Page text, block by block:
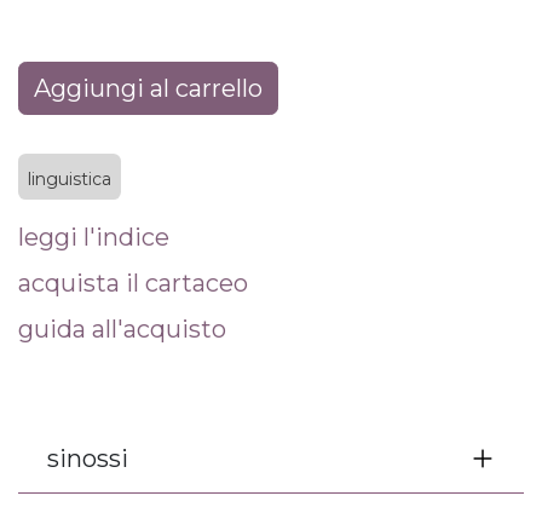
Aggiungi al carrello
linguistica
leggi l'indice
acquista il cartaceo
guida all'acquisto
sinossi